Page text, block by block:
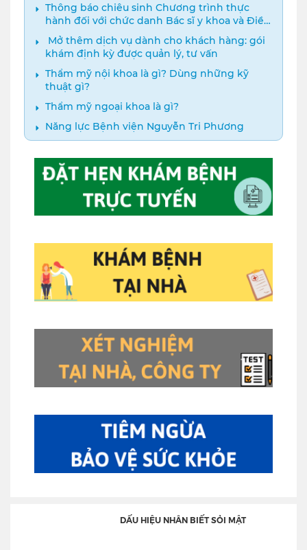
Thông báo chiêu sinh Chương trình thực
hành đối với chức danh Bác sĩ y khoa và Điều
dưỡng năm 2024
️ Mở thêm dịch vụ dành cho khách hàng: gói
khám định kỳ được quản lý, tư vấn
Thẩm mỹ nội khoa là gì? Dùng những kỹ
thuật gì?
Thẩm mỹ ngoại khoa là gì?
Năng lực Bệnh viện Nguyễn Tri Phương
DẤU HIỆU NHÂN BIẾT SỎI MẬT